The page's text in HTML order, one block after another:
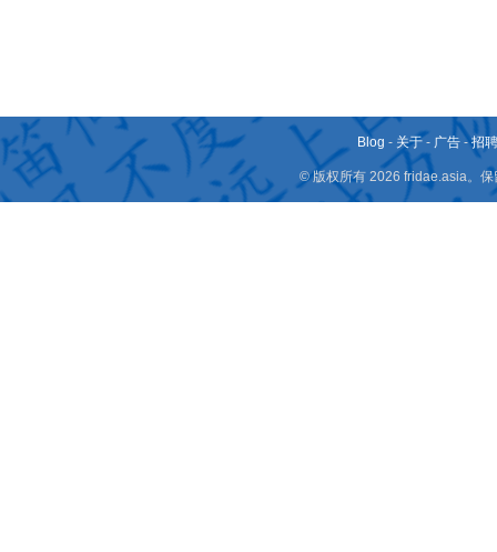
Blog - 关于 - 广告 -招
© 版权所有 2026 fridae.asia。